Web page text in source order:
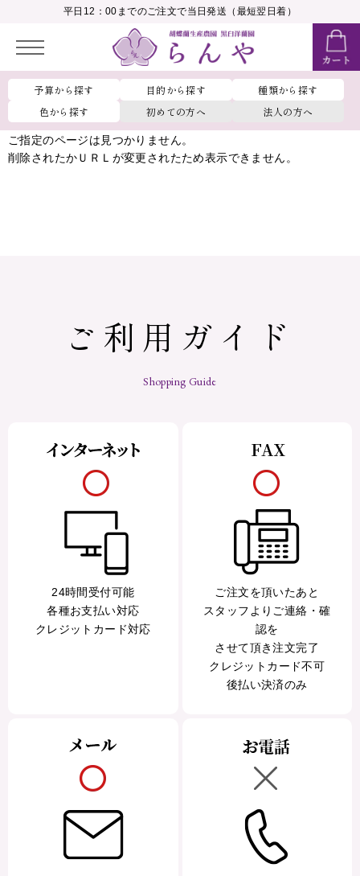
平日12：00までのご注文で当日発送（最短翌日着）
予算から探す 目的から探す
種類から探す
色から探す
初めての方へ 法人の方へ
会員ランク：__MEMBER_RANK_NAME__
ご指定のページは見つかりません。
削除されたかＵＲＬが変更されたため表示できません。
ご利用ガイド
Shopping Guide
24時間受付可能
各種お支払い対応
クレジットカード対応
ご注文を頂いたあと
スタッフよりご連絡・確
認を
させて頂き注文完了
クレジットカード不可
後払い決済のみ